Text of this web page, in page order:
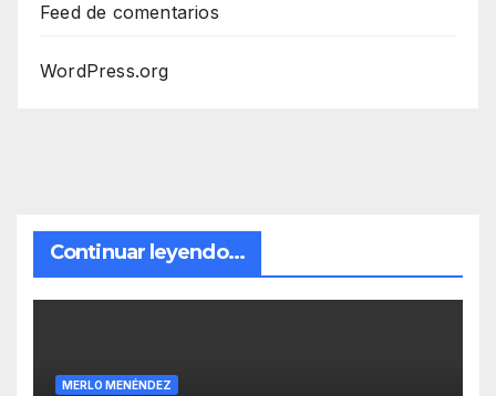
Feed de comentarios
WordPress.org
Continuar leyendo...
MERLO MENÉNDEZ